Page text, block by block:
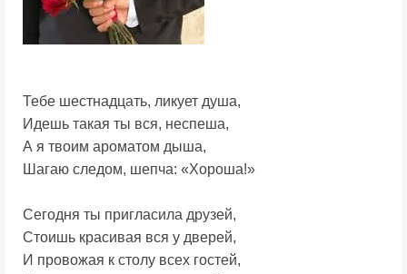
Тебе шестнадцать, ликует душа,
Идешь такая ты вся, неспеша,
А я твоим ароматом дыша,
Шагаю следом, шепча: «Хороша!»
Сегодня ты пригласила друзей,
Стоишь красивая вся у дверей,
И провожая к столу всех гостей,